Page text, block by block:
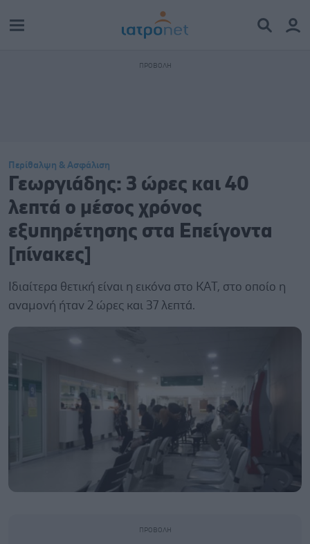
Περίθαλψη & Ασφάλιση
Γεωργιάδης: 3 ώρες και 40
λεπτά ο μέσος χρόνος
εξυπηρέτησης στα Επείγοντα
[πίνακες]
Ιδιαίτερα θετική είναι η εικόνα στο ΚΑΤ, στο οποίο η
αναμονή ήταν 2 ώρες και 37 λεπτά.